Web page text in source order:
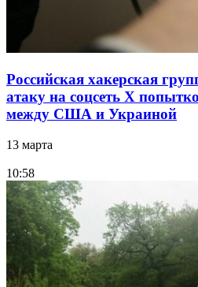
Российская хакерская
атаку на соцсеть Х
между США и Украиной
13 марта
10:58